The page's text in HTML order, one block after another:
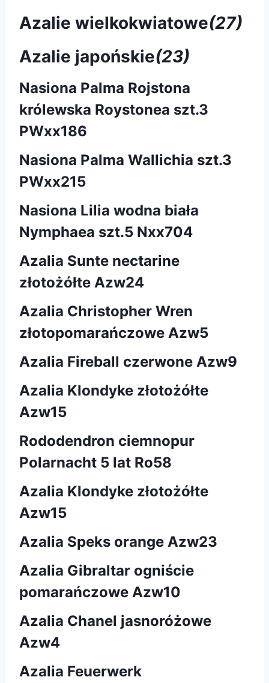
Azalie wielkokwiatowe(27)
Azalie japońskie(23)
Nasiona Palma Rojstona
królewska Roystonea szt.3
PWxx186
Nasiona Palma Wallichia szt.3
PWxx215
Nasiona Lilia wodna biała
Nymphaea szt.5 Nxx704
Azalia Sunte nectarine
złotożółte Azw24
Azalia Christopher Wren
złotopomarańczowe Azw5
Azalia Fireball czerwone Azw9
Azalia Klondyke złotożółte
Azw15
Rododendron ciemnopur
Polarnacht 5 lat Ro58
Azalia Klondyke złotożółte
Azw15
Azalia Speks orange Azw23
Azalia Gibraltar ogniście
pomarańczowe Azw10
Azalia Chanel jasnoróżowe
Azw4
Azalia Feuerwerk